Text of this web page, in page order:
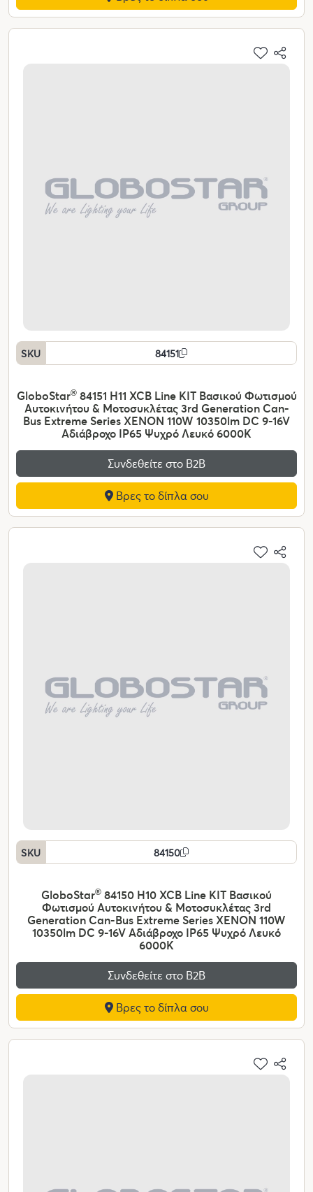
SKU 84151
GloboStar®84151 H11 XCB Line KIT Βασικού Φωτισμού
Αυτοκινήτου & Μοτοσυκλέτας 3rd Generation Can-
Bus Extreme Series XENON 110W 10350lm DC 9-16V
Αδιάβροχο IP65 Ψυχρό Λευκό 6000K
Συνδεθείτε στο Β2Β
Βρες το δίπλα σου
SKU 84150
GloboStar® 84150 H10 XCB Line KIT Βασικού
Φωτισμού Αυτοκινήτου & Μοτοσυκλέτας 3rd
Generation Can-Bus Extreme Series XENON 110W
10350lm DC 9-16V Αδιάβροχο IP65 Ψυχρό Λευκό
6000K
Συνδεθείτε στο Β2Β
Βρες το δίπλα σου